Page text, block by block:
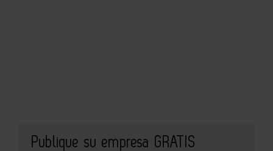
Publique su empresa GRATIS